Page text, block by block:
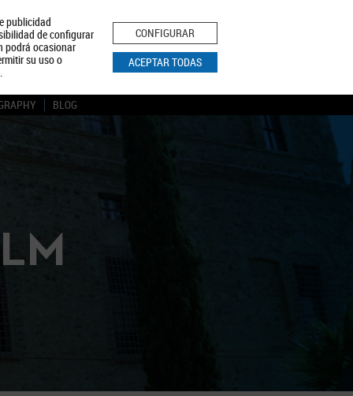
publicidad
de configurar
podrá ocasionar
su uso o
.
CONFIGURAR
ACEPTAR TODAS
de Privacidad Aviso Legal Política de Cookies
BUSCAR
BLOG